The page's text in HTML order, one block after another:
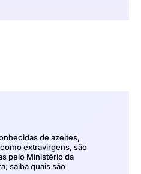
de azeites,
extravirgens, são
pelo Ministério da
saiba quais são